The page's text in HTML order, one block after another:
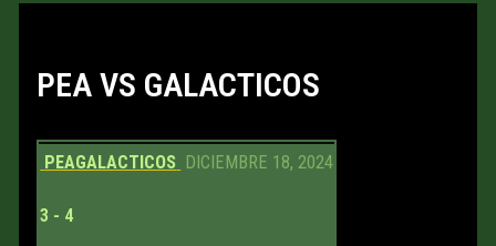
PEA VS GALACTICOS
PEAGALACTICOS DICIEMBRE 18, 2024
3 - 4